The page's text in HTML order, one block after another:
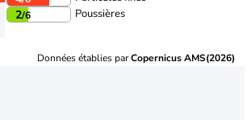
2/6 Poussières
Données établies parCopernicus AMS(2026)